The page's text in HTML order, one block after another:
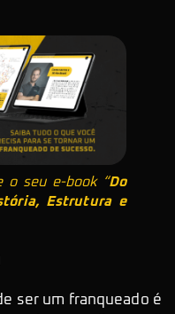
o seu e-book “Do
Estrutura e
ser um franqueado é